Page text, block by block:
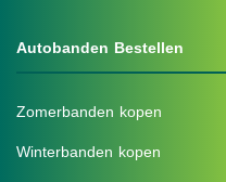
Autobanden Bestellen
Zomerbanden kopen
Winterbanden kopen